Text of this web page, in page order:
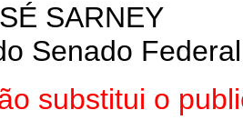
SARNEY
Senado Federal
substitui o